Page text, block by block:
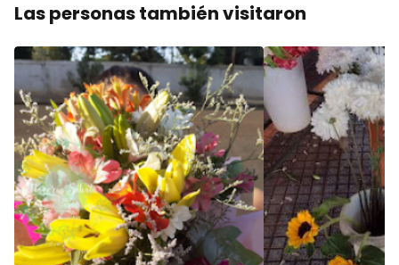
Las personas también visitaron